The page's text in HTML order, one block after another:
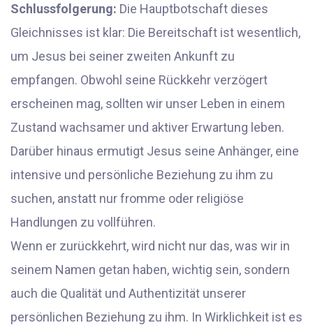
Schlussfolgerung: Die Hauptbotschaft dieses
Gleichnisses ist klar: Die Bereitschaft ist wesentlich,
um Jesus bei seiner zweiten Ankunft zu
empfangen. Obwohl seine Rückkehr verzögert
erscheinen mag, sollten wir unser Leben in einem
Zustand wachsamer und aktiver Erwartung leben.
Darüber hinaus ermutigt Jesus seine Anhänger, eine
intensive und persönliche Beziehung zu ihm zu
suchen, anstatt nur fromme oder religiöse
Handlungen zu vollführen.
Wenn er zurückkehrt, wird nicht nur das, was wir in
seinem Namen getan haben, wichtig sein, sondern
auch die Qualität und Authentizität unserer
persönlichen Beziehung zu ihm. In Wirklichkeit ist es